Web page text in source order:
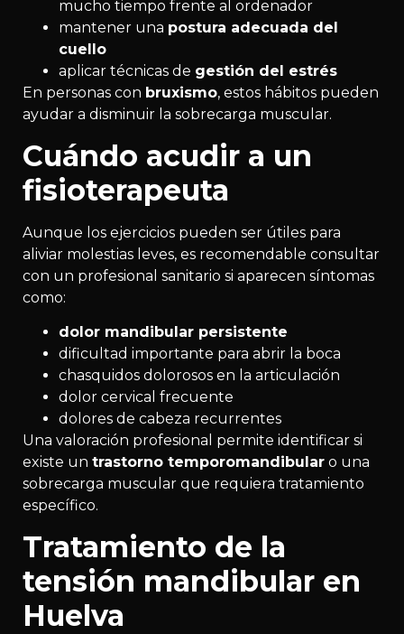
mucho tiempo frente al ordenador
mantener una postura adecuada del
cuello
aplicar técnicas de gestión del estrés
En personas con bruxismo, estos hábitos pueden
ayudar a disminuir la sobrecarga muscular.
Cuándo acudir a un
fisioterapeuta
Aunque los ejercicios pueden ser útiles para
aliviar molestias leves, es recomendable consultar
con un profesional sanitario si aparecen síntomas
como:
dolor mandibular persistente
dificultad importante para abrir la boca
chasquidos dolorosos en la articulación
dolor cervical frecuente
dolores de cabeza recurrentes
Una valoración profesional permite identificar si
existe un trastorno temporomandibular o una
sobrecarga muscular que requiera tratamiento
específico.
Tratamiento de la
tensión mandibular en
Huelva